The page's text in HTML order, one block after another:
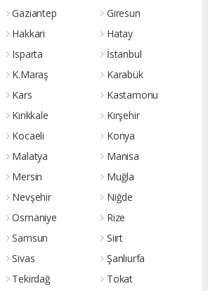
Gaziantep
Giresun
Hakkari
Hatay
Isparta
İstanbul
K.Maraş
Karabük
Kars
Kastamonu
Kırıkkale
Kırşehir
Kocaeli
Konya
Malatya
Manisa
Mersin
Muğla
Nevşehir
Niğde
Osmaniye
Rize
Samsun
Siirt
Sivas
Şanlıurfa
Tekirdağ
Tokat